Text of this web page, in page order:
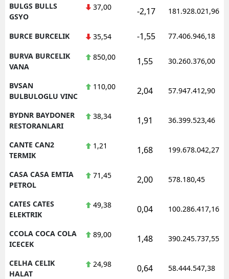
BULGS BULLS
GSYO
37,00 -2,17 181.928.021,96
BURCE BURCELIK 35,54 -1,55 77.406.946,18
BURVA BURCELIK
VANA
850,00 1,55 30.260.376,00
BVSAN
BULBULOGLU VINC
110,00 2,04 57.947.412,90
BYDNR BAYDONER
RESTORANLARI
38,34 1,91 36.399.523,46
CANTE CAN2
TERMIK
1,21 1,68 199.678.042,27
CASA CASA EMTIA
PETROL
71,45 2,00 578.180,45
CATES CATES
ELEKTRIK
49,38 0,04 100.286.417,16
CCOLA COCA COLA
ICECEK
89,00 1,48 390.245.737,55
CELHA CELIK
HALAT
24,98 0,64 58.444.547,38